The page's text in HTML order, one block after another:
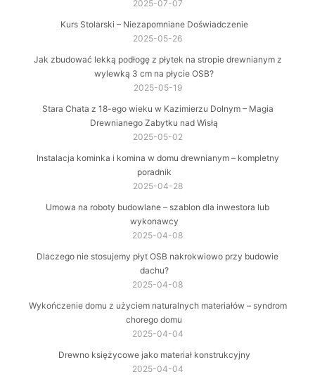
2025-07-07
Kurs Stolarski – Niezapomniane Doświadczenie
2025-05-26
Jak zbudować lekką podłogę z płytek na stropie drewnianym z
wylewką 3 cm na płycie OSB?
2025-05-19
Stara Chata z 18-ego wieku w Kazimierzu Dolnym – Magia
Drewnianego Zabytku nad Wisłą
2025-05-02
Instalacja kominka i komina w domu drewnianym – kompletny
poradnik
2025-04-28
Umowa na roboty budowlane – szablon dla inwestora lub
wykonawcy
2025-04-08
Dlaczego nie stosujemy płyt OSB nakrokwiowo przy budowie
dachu?
2025-04-08
Wykończenie domu z użyciem naturalnych materiałów – syndrom
chorego domu
2025-04-04
Drewno księżycowe jako materiał konstrukcyjny
2025-04-04